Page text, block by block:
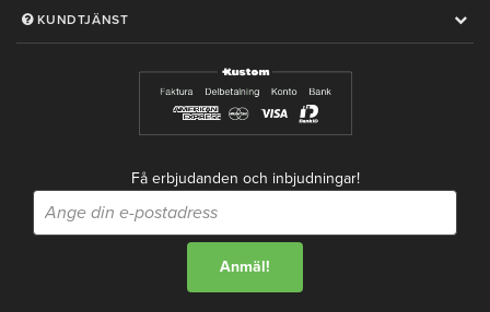
KUNDTJÄNST
Få erbjudanden och inbjudningar!